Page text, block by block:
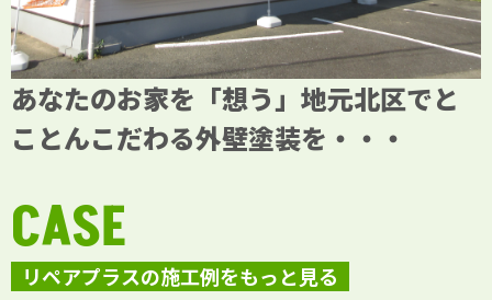
あなたのお家を「想う」地元北区でと
ことんこだわる外壁塗装を・・・
リペアプラスの施工例をもっと見る
CASE